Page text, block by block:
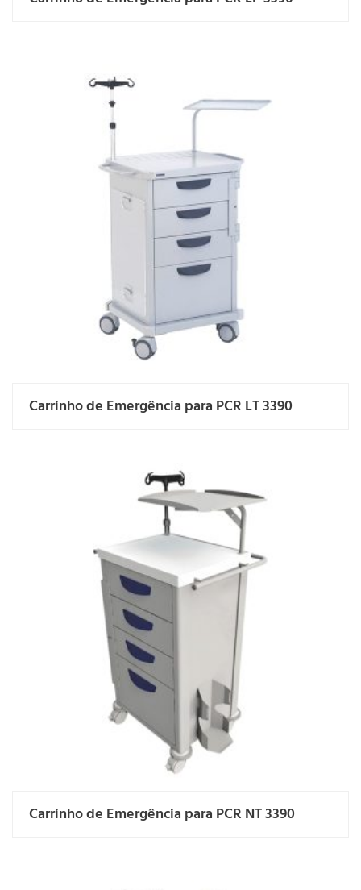
Carrinho de Emergência para PCR LT 3390
Carrinho de Emergência para PCR NT 3390